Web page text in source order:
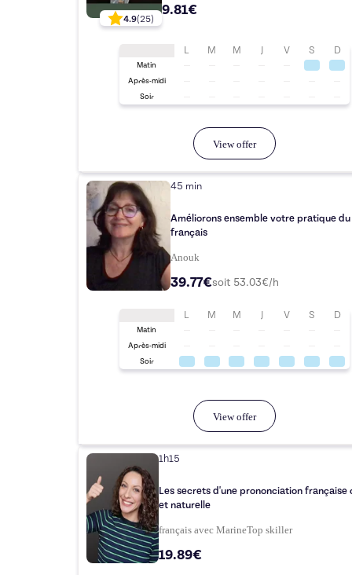
4.9(25)
9.81€
L M M J V S D
Matin
Après-midi
Soir
View offer
45 min
Améliorons ensemble votre pratique du
français
Anouk
39.77€soit 53.03€/h
L M M J V S D
Matin
Après-midi
Soir
View offer
1h15
Les secrets d'une prononciation française
et naturelle
français avec MarineTop skiller
19.89€